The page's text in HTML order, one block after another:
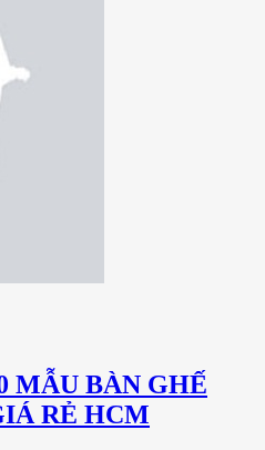
MẪU BÀN GHẾ
RẺ HCM